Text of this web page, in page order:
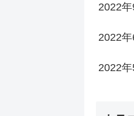
2022年
2022年
2022年